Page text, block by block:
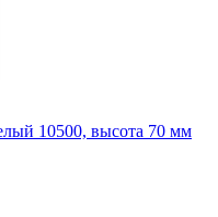
10500, высота 70 мм